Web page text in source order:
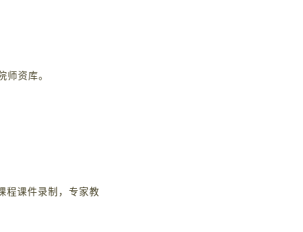
师资库。
程课件录制，专家教